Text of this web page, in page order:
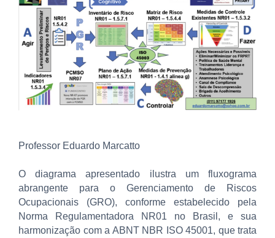
Professor Eduardo Marcatto
O diagrama apresentado ilustra um fluxograma
abrangente para o Gerenciamento de Riscos
Ocupacionais (GRO), conforme estabelecido pela
Norma Regulamentadora NR01 no Brasil, e sua
harmonização com a ABNT NBR ISO 45001, que trata